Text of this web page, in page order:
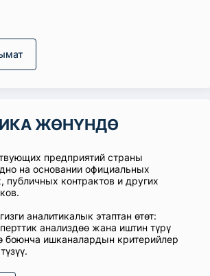
ЖӨНҮНДӨ
предприятий страны
на основании официальных
публичных контрактов и других
аналитикалык этаптан өтөт:
анализдөө жана иштин түрү
боюнча ишканалардын критерийлер